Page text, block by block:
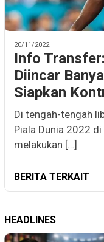
20/11/2022
Info
Diincar
Siapkan
Di tengah-tengah
Piala Dunia 2022
melakukan […]
BERITA TERKAIT
HEADLINES